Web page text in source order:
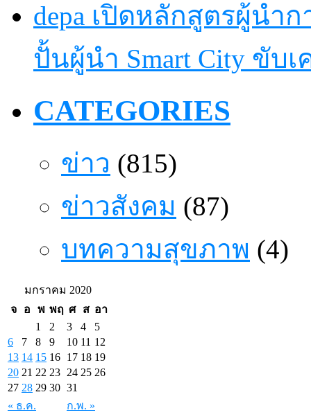
depa เปิดหลักสูตรผู้นำ
ปั้นผู้นำ Smart City ขับ
CATEGORIES
ข่าว (815)
ข่าวสังคม (87)
บทความสุขภาพ (4)
มกราคม 2020
จ
อ พ พฤ ศ ส อา
« ธ.ค. ก.พ. »
1 2 3 4
5
6
7 8 9 10 11 12
13 14 15 16 17 18 19
20 21 22 23 24 25 26
27 28 29 30 31